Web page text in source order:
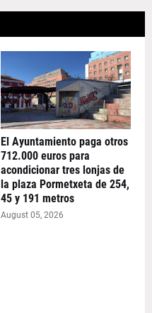
El Ayuntamiento paga otros
712.000 euros para
acondicionar tres lonjas de
la plaza Pormetxeta de 254,
45 y 191 metros
August 05, 2026